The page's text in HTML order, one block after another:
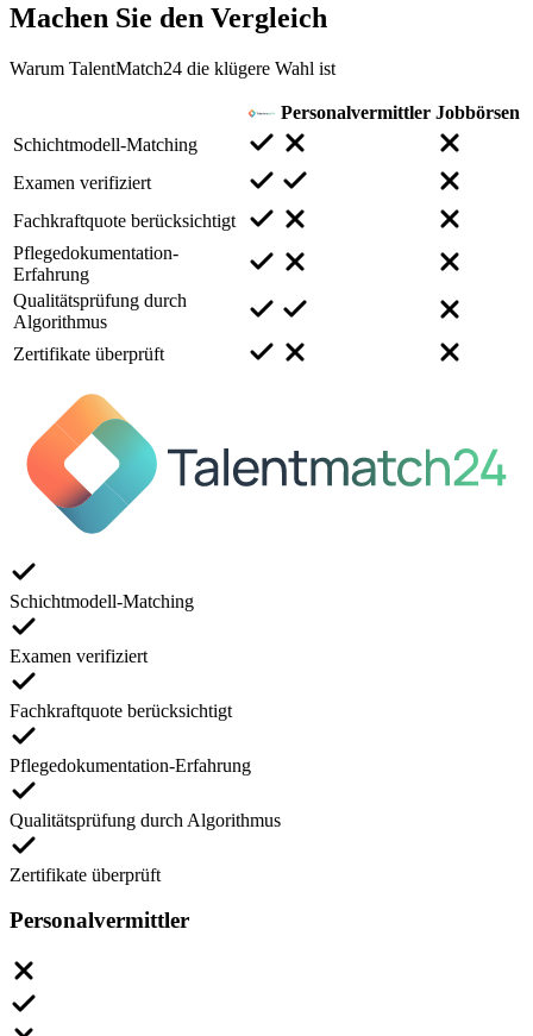
Machen Sie den Vergleich
Warum TalentMatch24 die klügere Wahl ist
Personalvermittler Jobbörsen
Schichtmodell-Matching
Examen verifiziert
Fachkraftquote berücksichtigt
Pflegedokumentation-
Erfahrung
Qualitätsprüfung durch
Algorithmus
Zertifikate überprüft
Schichtmodell-Matching
Examen verifiziert
Fachkraftquote berücksichtigt
Pflegedokumentation-Erfahrung
Qualitätsprüfung durch Algorithmus
Zertifikate überprüft
Personalvermittler